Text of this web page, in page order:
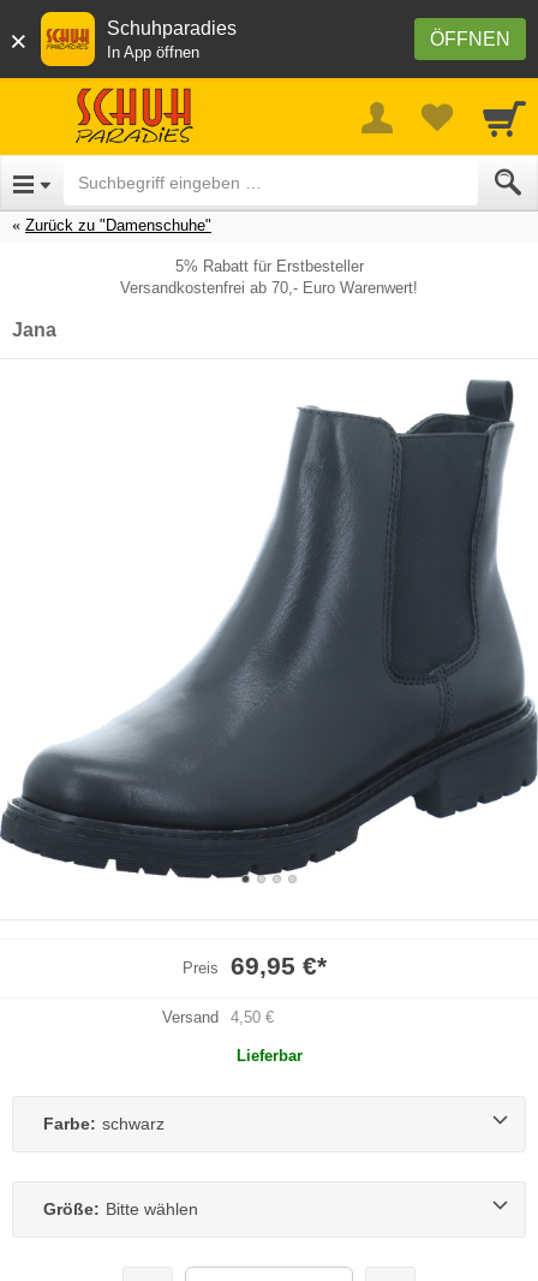
× ÖFFNEN
Schuhparadies
In App öffnen
Zurück zu "Damenschuhe"
5% Rabatt für Erstbesteller
Versandkostenfrei ab 70,- Euro Warenwert!
Jana
Preis 69,95 €*
Versand 4,50 €
Lieferbar
Farbe: schwarz
Größe: Bitte wählen